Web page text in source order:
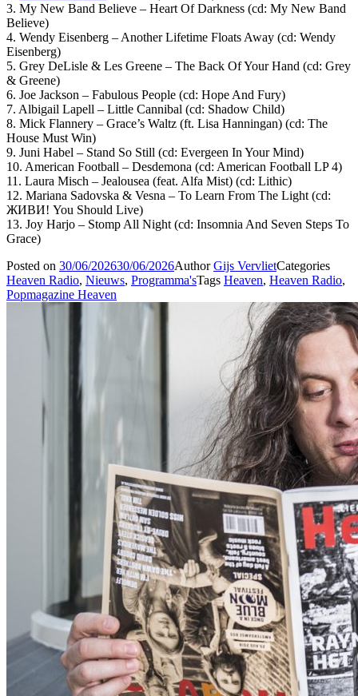
3. My New Band Believe – Heart Of Darkness (cd: My New Band
Believe)
4. Wendy Eisenberg – Another Lifetime Floats Away (cd: Wendy
Eisenberg)
5. Grey DeLisle & Les Greene – The Back Of Your Hand (cd: Grey
& Greene)
6. Joe Jackson – Fabulous People (cd: Hope And Fury)
7. Albigail Lapell – Little Cannibal (cd: Shadow Child)
8. Mick Flannery – Grace’s Waltz (ft. Lisa Hanningan) (cd: The
House Must Win)
9. Juni Habel – Stand So Still (cd: Evergeen In Your Mind)
10. American Football – Desdemona (cd: American Football LP 4)
11. Laura Misch – Jealousea (feat. Alfa Mist) (cd: Lithic)
12. Mariana Sadovska & Vesna – To Learn From The Light (cd:
ЖИВИ! You Should Live)
13. Joy Harjo – Stomp All Night (cd: Insomnia And Seven Steps To
Grace)
Posted on 30/06/202630/06/2026AuthorGijs VervlietCategories
Heaven Radio, Nieuws, Programma'sTags Heaven, Heaven Radio,
Popmagazine Heaven